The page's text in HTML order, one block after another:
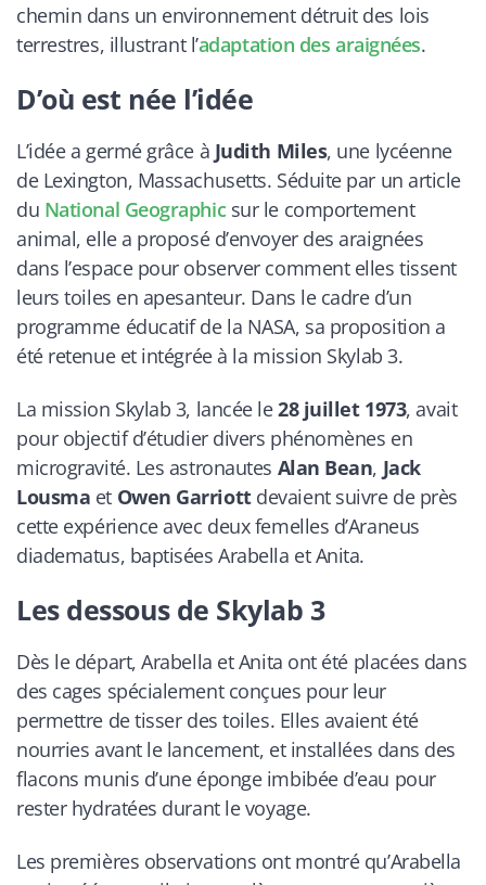
chemin dans un environnement détruit des lois
terrestres, illustrant l’adaptation des araignées.
D’où est née l’idée
L’idée a germé grâce à Judith Miles, une lycéenne
de Lexington, Massachusetts. Séduite par un article
du National Geographicsur le comportement
animal, elle a proposé d’envoyer des araignées
dans l’espace pour observer comment elles tissent
leurs toiles en apesanteur. Dans le cadre d’un
programme éducatif de la NASA, sa proposition a
été retenue et intégrée à la mission Skylab 3.
La mission Skylab 3, lancée le28 juillet 1973, avait
pour objectif d’étudier divers phénomènes en
microgravité. Les astronautes Alan Bean, Jack
Lousma et Owen Garriottdevaient suivre de près
cette expérience avec deux femelles d’Araneus
diadematus, baptisées Arabella et Anita.
Les dessous de Skylab 3
Dès le départ, Arabella et Anita ont été placées dans
des cages spécialement conçues pour leur
permettre de tisser des toiles. Elles avaient été
nourries avant le lancement, et installées dans des
flacons munis d’une éponge imbibée d’eau pour
rester hydratées durant le voyage.
Les premières observations ont montré qu’Arabella